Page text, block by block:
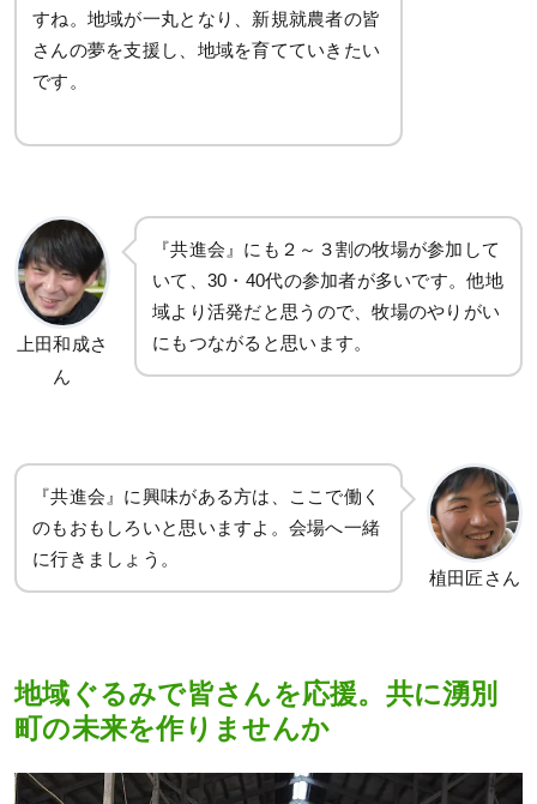
すね。地域が一丸となり、新規就農者の皆
さんの夢を支援し、地域を育てていきたい
です。
上田和成さ
ん
『共進会』にも２～３割の牧場が参加して
いて、30・40代の参加者が多いです。他地
域より活発だと思うので、牧場のやりがい
にもつながると思います。
『共進会』に興味がある方は、ここで働く
のもおもしろいと思いますよ。会場へ一緒
に行きましょう。
植田匠さん
地域ぐるみで皆さんを応援。共に湧別
町の未来を作りませんか